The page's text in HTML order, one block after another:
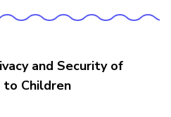
and Security of
Children